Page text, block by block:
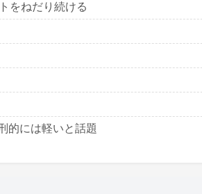
をねだり続ける
的には軽いと話題